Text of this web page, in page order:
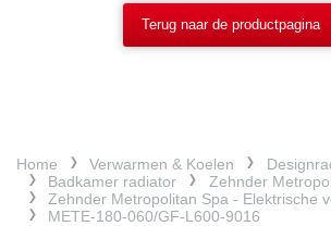
Terug naar de productpagina
Home Verwarmen & Koelen
Badkamer radiator
Zehnder
Zehnder Metropolitan Spa - Elektrische
METE-180-060/GF-L600-9016